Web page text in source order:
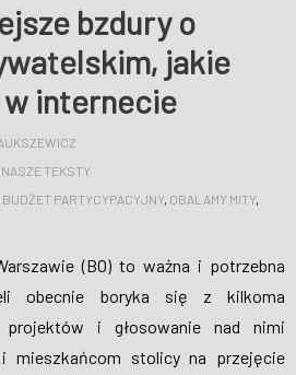
bzdury o
jakie
internecie
NASZE TEKSTY
BUDŻET PARTYCYPACYJNY OBALAMY MITY
(BO) to ważna i potrzebna
obecnie boryka się z kilkoma
projektów i głosowanie nad nimi
mieszkańcom stolicy na przejęcie